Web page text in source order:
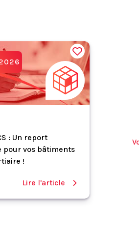
: Un report
pour vos bâtiments
!
Lire l'article